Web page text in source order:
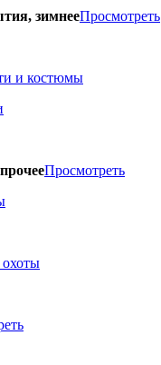
зимнееПросмотреть
и костюмы
Просмотреть